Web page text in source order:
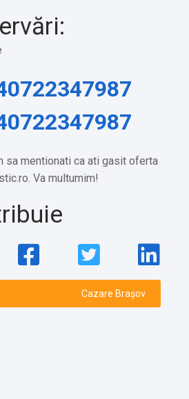
sa mentionati ca ati gasit oferta
Va multumim!
Cazare Brașov